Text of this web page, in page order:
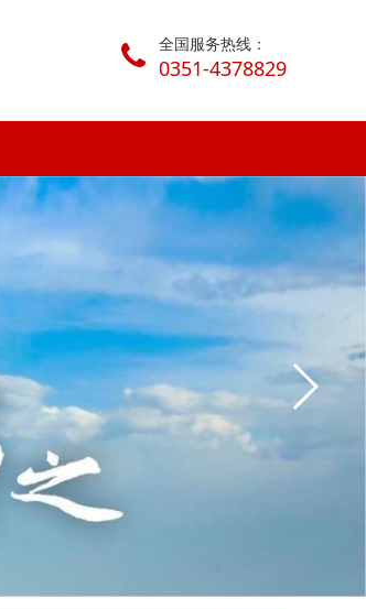
全国服务热线：
0351-4378829